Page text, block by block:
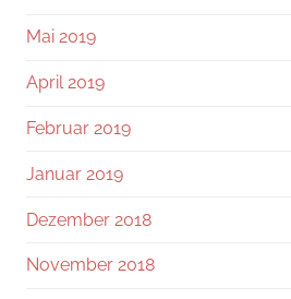
Mai 2019
April 2019
Februar 2019
Januar 2019
Dezember 2018
November 2018